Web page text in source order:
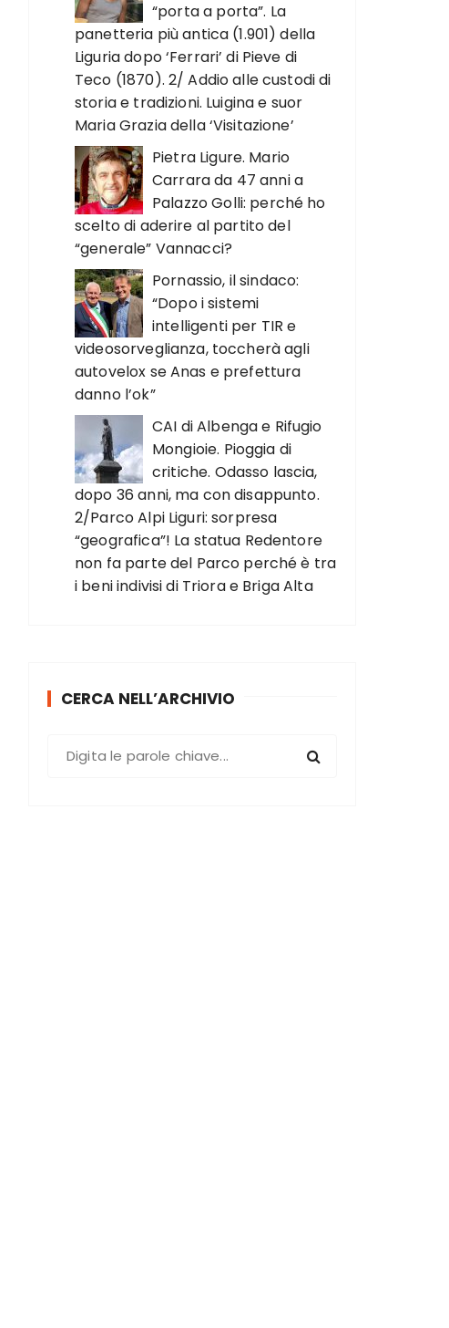
“porta a porta”. La
panetteria più antica (1.901) della
Liguria dopo ‘Ferrari’ di Pieve di
Teco (1870). 2/ Addio alle custodi di
storia e tradizioni. Luigina e suor
Maria Grazia della ‘Visitazione’
Pietra Ligure. Mario
Carrara da 47 anni a
Palazzo Golli: perché ho
scelto di aderire al partito del
“generale” Vannacci?
Pornassio, il sindaco:
“Dopo i sistemi
intelligenti per TIR e
videosorveglianza, toccherà agli
autovelox se Anas e prefettura
danno l’ok”
CAI di Albenga e Rifugio
Mongioie. Pioggia di
critiche. Odasso lascia,
dopo 36 anni, ma con disappunto.
2/Parco Alpi Liguri: sorpresa
“geografica”! La statua Redentore
non fa parte del Parco perché è tra
i beni indivisi di Triora e Briga Alta
CERCA NELL’ARCHIVIO